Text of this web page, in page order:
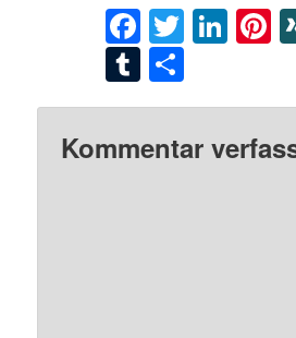
Facebook
Twitter
Tumblr
Kommentar